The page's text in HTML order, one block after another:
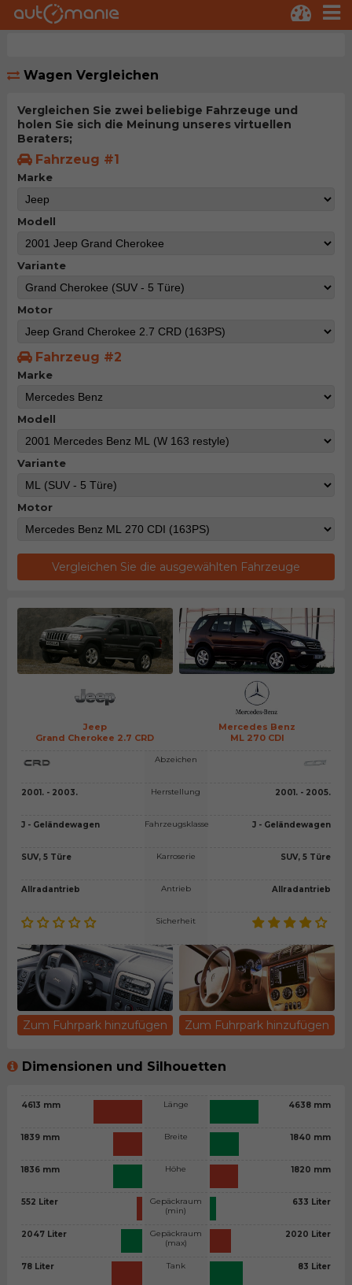
Wagen Vergleichen
Vergleichen Sie zwei beliebige Fahrzeuge und
holen Sie sich die Meinung unseres virtuellen
Beraters;
Fahrzeug #1
Marke
Modell
Variante
Motor
Fahrzeug #2
Marke
Modell
Variante
Motor
Vergleichen Sie die ausgewählten Fahrzeuge
Jeep
Grand Cherokee 2.7 CRD
Mercedes Benz
ML 270 CDI
2001. - 2003.
J - Geländewagen
SUV, 5 Türe
Allradantrieb
Abzeichen
Herrstellung
Fahrzeugsklasse
Karroserie
Antrieb
Sicherheit
2001. - 2005.
J - Geländewagen
SUV, 5 Türe
Allradantrieb
Zum Fuhrpark hinzufügen Zum Fuhrpark hinzufügen
Dimensionen und Silhouetten
4613 mm
1839 mm
1836 mm
552 Liter
2047 Liter
78 Liter
Länge
Breite
Höhe
Gepäckraum
(min)
Gepäckraum
(max)
Tank
4638 mm
1840 mm
1820 mm
633 Liter
2020 Liter
83 Liter